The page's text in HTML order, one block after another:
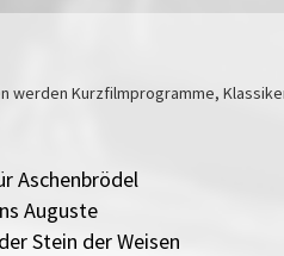
werden Kurzfilmprogramme,
Aschenbrödel
Auguste
Stein der Weisen